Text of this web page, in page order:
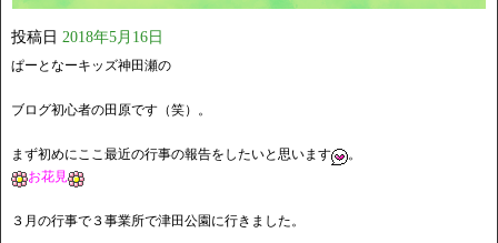
投稿日 2018年5月16日
ぱーとなーキッズ神田瀬の
ブログ初心者の田原です（笑）。
まず初めにここ最近の行事の報告をしたいと思います
。
お花見
３月の行事で３事業所で津田公園に行きました。